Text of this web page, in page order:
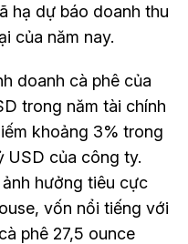
hạ dự báo doanh thu
của năm nay.
doanh cà phê của
trong năm tài chính
khoảng 3% trong
USD của công ty.
hưởng tiêu cực
vốn nổi tiếng với
phê 27,5 ounce